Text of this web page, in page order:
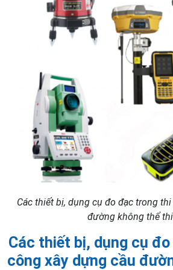
Các thiết bị, dụng cụ đo đạc trong
đường không thể
Các thiết bị, dụng cụ
công xây dựng cầu